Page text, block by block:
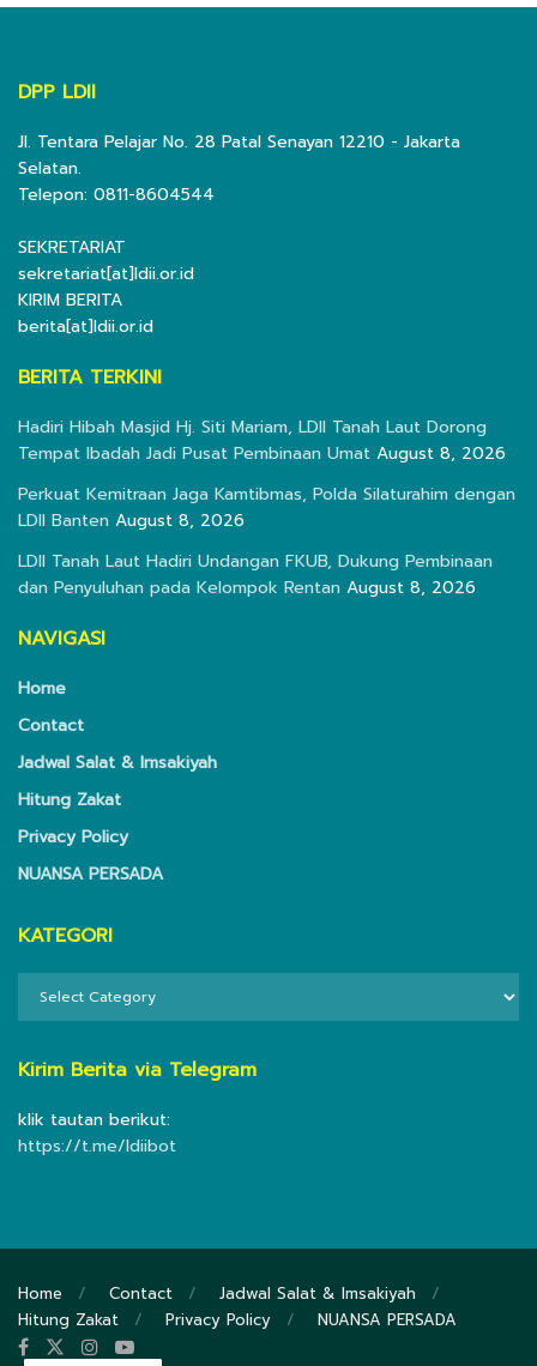
DPP LDII
Jl. Tentara Pelajar No. 28 Patal Senayan 12210 - Jakarta
Selatan.
Telepon: 0811-8604544
SEKRETARIAT
sekretariat[at]ldii.or.id
KIRIM BERITA
berita[at]ldii.or.id
BERITA TERKINI
Hadiri Hibah Masjid Hj. Siti Mariam, LDII Tanah Laut Dorong
Tempat Ibadah Jadi Pusat Pembinaan Umat August 8, 2026
Perkuat Kemitraan Jaga Kamtibmas, Polda Silaturahim dengan
LDII Banten August 8, 2026
LDII Tanah Laut Hadiri Undangan FKUB, Dukung Pembinaan
dan Penyuluhan pada Kelompok Rentan August 8, 2026
NAVIGASI
Home
Contact
Jadwal Salat & Imsakiyah
Hitung Zakat
Privacy Policy
NUANSA PERSADA
KATEGORI
KATEGORI
Kirim Berita via Telegram
klik tautan berikut:
https://t.me/ldiibot
Home Contact
Jadwal Salat & Imsakiyah
Hitung Zakat
Privacy Policy NUANSA PERSADA